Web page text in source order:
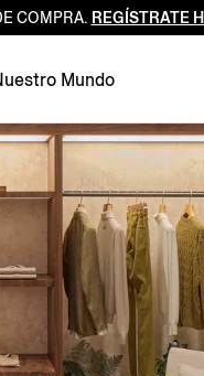
Luxembourg
Netherlands
Poland
Portugal
Romania
Slovakia
Slovenia
Spain
Sweden
COMPRA. REGÍSTRATE
Mundo